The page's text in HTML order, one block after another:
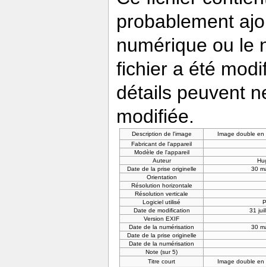
probablement
numérique ou le
fichier a été
détails peuvent
modifiée.
Description de l'image
Image double
Fabricant de l'appareil
Modèle de l'appareil
Auteur
Date de la prise originelle
30
Orientation
Résolution horizontale
Résolution verticale
Logiciel utilisé
Date de modification
31
Version EXIF
Date de la numérisation
30
Date de la prise originelle
Date de la numérisation
Note (sur 5)
Titre court
Image double